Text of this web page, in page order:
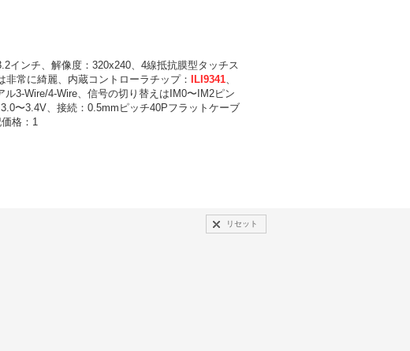
インチ、解像度：320x240、4線抵抗膜型タッチス
常に綺麗、内蔵コントローラチップ：
ILI9341、
3-Wire/4-Wire、信号の切り替えはIM0〜IM2ピン
〜3.4V、接続：0.5mmピッチ40Pフラットケーブ
格：1
リセット